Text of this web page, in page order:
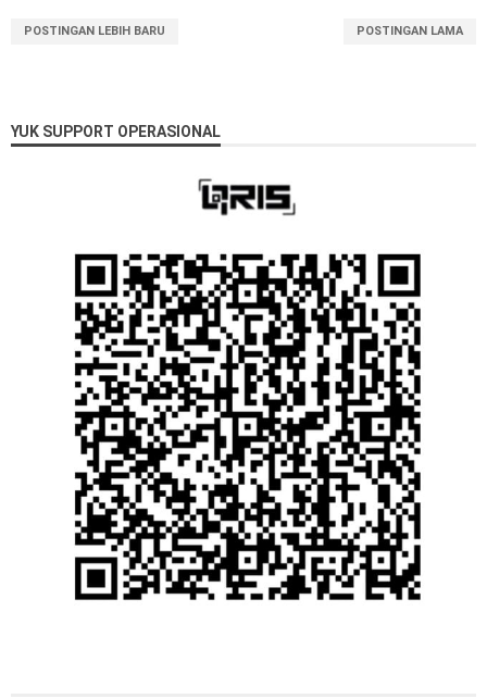
POSTINGAN LEBIH BARU POSTINGAN LAMA
YUK SUPPORT OPERASIONAL